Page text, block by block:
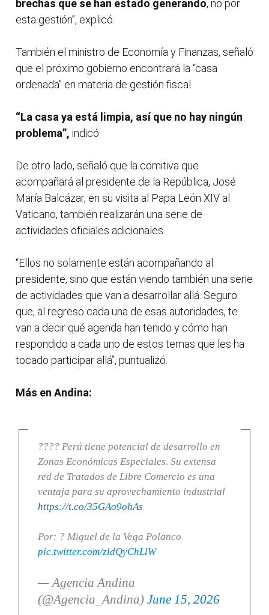
brechas que se han estado generando, no por
esta gestión”, explicó.
También el ministro de Economía y Finanzas, señaló
que el próximo gobierno encontrará la “casa
ordenada” en materia de gestión fiscal.
“La casa ya está limpia, así que no hay ningún
problema”, indicó
De otro lado, señaló que la comitiva que
acompañará al presidente de la República, José
María Balcázar, en su visita al Papa León XIV al
Vaticano, también realizarán una serie de
actividades oficiales adicionales.
“Ellos no solamente están acompañando al
presidente, sino que están viendo también una serie
de actividades que van a desarrollar allá. Seguro
que, al regreso cada una de esas autoridades, te
van a decir qué agenda han tenido y cómo han
respondido a cada uno de estos temas que les ha
tocado participar allá”, puntualizó.
Más en Andina:
???? Perú tiene potencial de desarrollo en
Zonas Económicas Especiales. Su extensa
red de Tratados de Libre Comercio es una
ventaja para su aprovechamiento industrial
https://t.co/35GAo9ohAs
Por: ? Miguel de la Vega Polanco
pic.twitter.com/zldQyChLlW
— Agencia Andina
(@Agencia_Andina) June 15, 2026